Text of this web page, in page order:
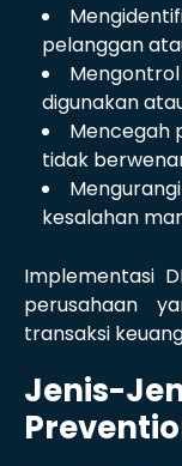
pelanggan
digunakan
Mencegah
tidak
kesalahan
Implementasi
perusahaan
transaksi
Jenis-